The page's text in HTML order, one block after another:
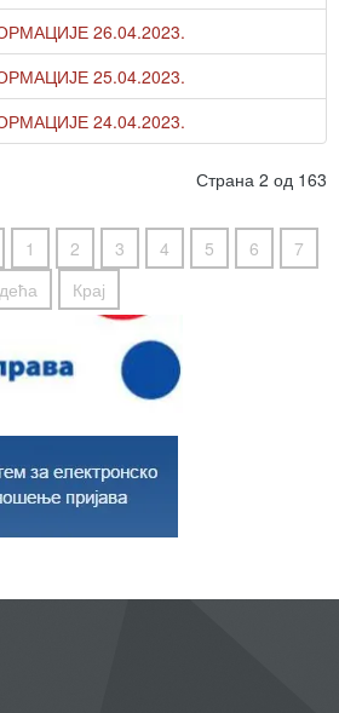
26.04.2023.
25.04.2023.
24.04.2023.
Страна 2 од 163
1 2 3 4 5 6
7
Крај